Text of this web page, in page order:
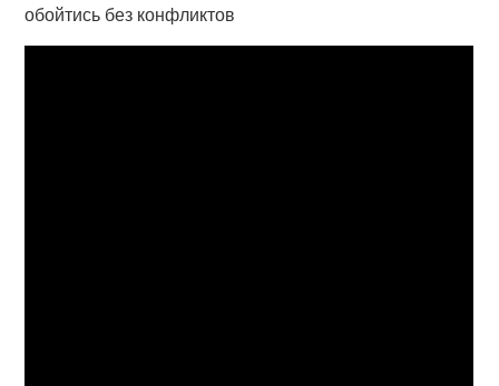
обойтись без конфликтов